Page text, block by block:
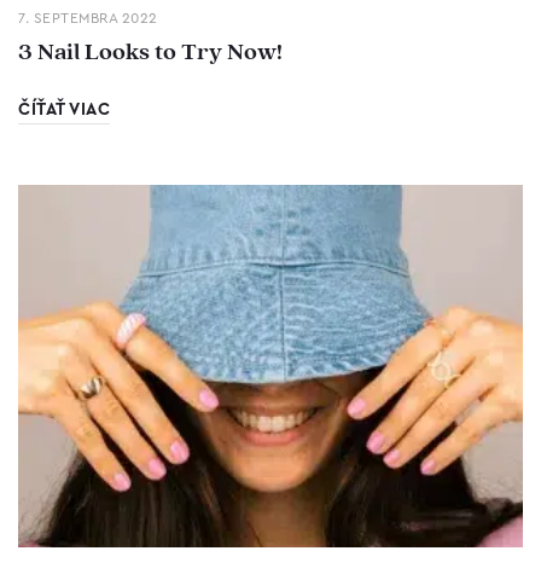
7. SEPTEMBRA 2022
3 Nail Looks to Try Now!
ČÍŤAŤ VIAC